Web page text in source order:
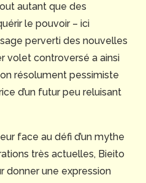
autant que des
le pouvoir – ici
perverti des nouvelles
volet controversé a ainsi
résolument pessimiste
d’un futur peu reluisant
face au défi d’un mythe
très actuelles, Bieito
donner une expression